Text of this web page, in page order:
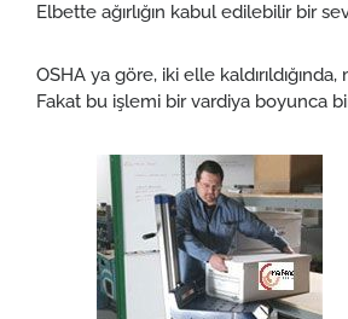
Elbette ağırlığın kabul edilebilir bir
OSHA ya göre, iki elle
Fakat bu işlemi bir vardiya boyunca